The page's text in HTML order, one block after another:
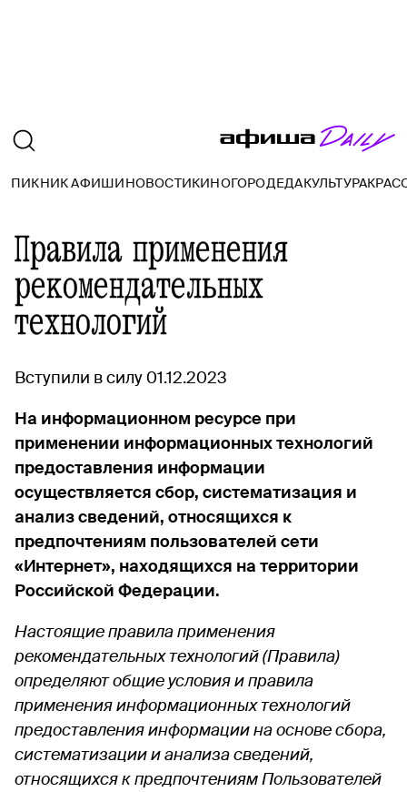
ПИКНИК АФИШИНОВОСТИКИНОГОРОДЕДАКУЛЬТУРА
Правила применения
рекомендательных
технологий
Вступили в силу 01.12.2023
На информационном ресурсе при
применении информационных технологий
предоставления информации
осуществляется сбор, систематизация и
анализ сведений, относящихся к
предпочтениям пользователей сети
«Интернет», находящихся на территории
Российской Федерации.
Настоящие правила применения
рекомендательных технологий (Правила)
определяют общие условия и правила
применения информационных технологий
предоставления информации на основе сбора,
систематизации и анализа сведений,
относящихся к предпочтениям Пользователей